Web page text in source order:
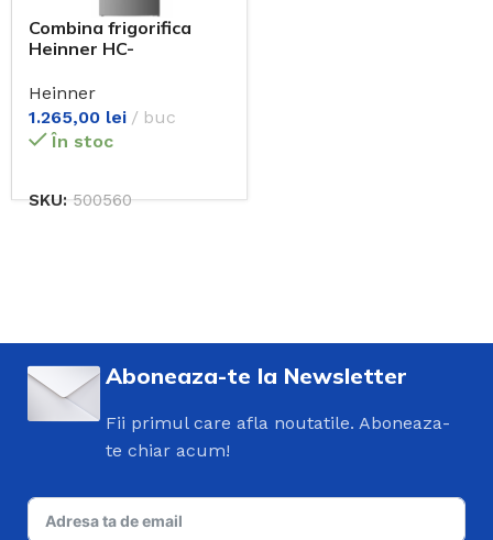
Combina frigorifica
Heinner HC-
Heinner
1.265,00 lei
buc
În stoc
SKU:500560
Aboneaza-te la Newsletter
Fii primul care afla noutatile. Aboneaza-
te chiar acum!